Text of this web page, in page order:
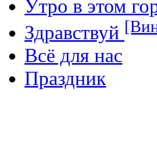
Утро в этом
Здравствуй
Всё для нас
Праздник